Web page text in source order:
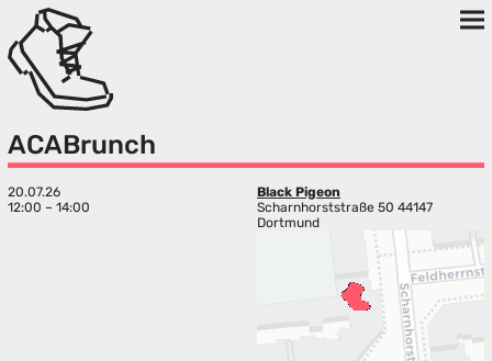
ACABrunch
20.07.26
12:00 – 14:00
Black Pigeon
Scharnhorststraße 50 44147
Dortmund